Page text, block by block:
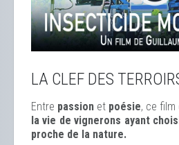
LA CLEF DES
Entre passion et poésie, ce film
la vie de vignerons ayant
proche de la nature.